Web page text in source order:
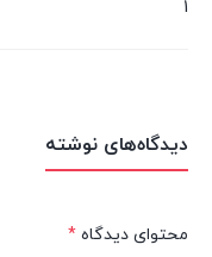
1
دیدگاه‌های نوشته
محتوای دیدگاه *